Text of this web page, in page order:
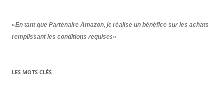
«En tant que Partenaire Amazon, je réalise un bénéfice sur les achats
remplissant les conditions requises»
LES MOTS CLÉS